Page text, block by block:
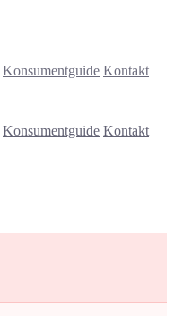
Konsumentguide Kontakt
Konsumentguide Kontakt